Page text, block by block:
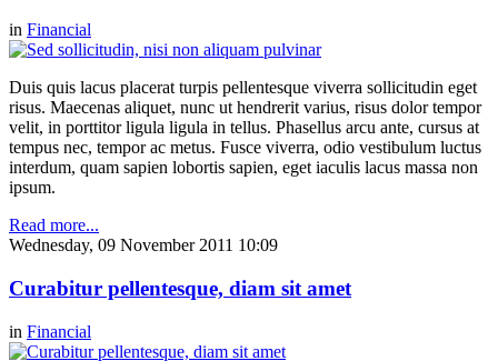
in Financial
Duis quis lacus placerat turpis pellentesque viverra sollicitudin eget
risus. Maecenas aliquet, nunc ut hendrerit varius, risus dolor tempor
velit, in porttitor ligula ligula in tellus. Phasellus arcu ante, cursus at
tempus nec, tempor ac metus. Fusce viverra, odio vestibulum luctus
interdum, quam sapien lobortis sapien, eget iaculis lacus massa non
ipsum.
Read more...
Wednesday, 09 November 2011 10:09
Curabitur pellentesque, diam sit amet
in Financial